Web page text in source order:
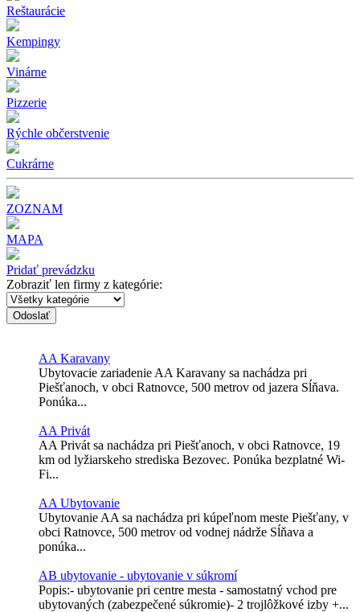
Reštaurácie
Kempingy
Vinárne
Pizzerie
Rýchle občerstvenie
Cukrárne
ZOZNAM
MAPA
Pridať prevádzku
Zobraziť len firmy z kategórie:
Odoslať
AA Karavany
Ubytovacie zariadenie AA Karavany sa nachádza pri
Piešťanoch, v obci Ratnovce, 500 metrov od jazera Sĺňava.
Ponúka...
AA Privát
AA Privát sa nachádza pri Piešťanoch, v obci Ratnovce, 19
km od lyžiarskeho strediska Bezovec. Ponúka bezplatné Wi-
Fi...
AA Ubytovanie
Ubytovanie AA sa nachádza pri kúpeľnom meste Piešťany, v
obci Ratnovce, 500 metrov od vodnej nádrže Sĺňava a
ponúka...
AB ubytovanie - ubytovanie v súkromí
Popis:- ubytovanie pri centre mesta - samostatný vchod pre
ubytovaných (zabezpečené súkromie)- 2 trojlôžkové izby +...